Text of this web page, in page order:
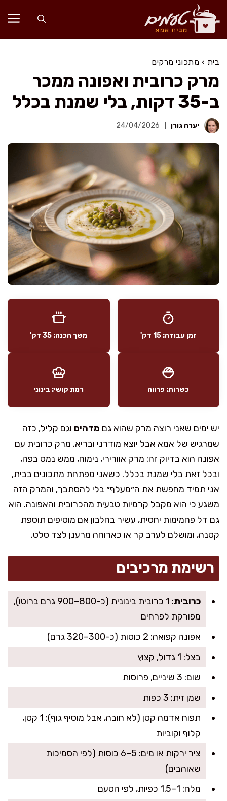
לדלג
לתוכן
בית › מתכוני מרקים
מרק כרובית ואפונה ממכר
ב-35 דקות, בלי שמנת בכלל
יערה גורן 24/04/2026
זמן עבודה: 15 דק' משך הכנה: 35 דק'
כשרות: פרווה רמת קושי: בינוני
יש ימים שאני רוצה מרק שהוא גם מדהים וגם קליל, כזה
שמרגיש של אמא אבל יוצא מודרני ובריא. מרק כרובית עם
אפונה הוא בדיוק זה: מרק אוורירי, נימוח, ממש נמס בפה,
ובכל זאת בלי שמנת בכלל. כשאני מפתחת מתכונים בבית,
אני תמיד מחפשת את ה״מעלף״ בלי להסתבך, והמרק הזה
משגע כי הוא מקבל קרמיות טבעית מהכרובית והאפונה. הוא
גם דל פחמימות יחסית, עשיר בחלבון אם מוסיפים תוספת
קטנה, ומושלם לערב קר או כארוחה מרענן לצד סלט.
רשימת מרכיבים
כרובית
: 1 כרובית בינונית (כ-800–900 גרם ברוטו),
מפורקת לפרחים
אפונה קפואה: 2 כוסות (כ-300–320 גרם)
בצל: 1 גדול, קצוץ
שום: 3 שיניים, פרוסות
שמן זית: 3 כפות
תפוח אדמה קטן (לא חובה, אבל מוסיף גוף): 1 קטן,
קלוף וקוביות
ציר ירקות או מים: 5–6 כוסות (לפי הסמיכות
שאוהבים)
מלח: 1–1.5 כפיות, לפי הטעם